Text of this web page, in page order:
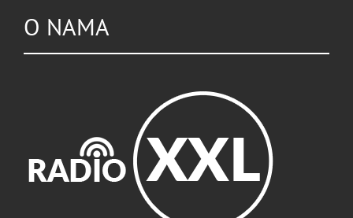
O NAMA